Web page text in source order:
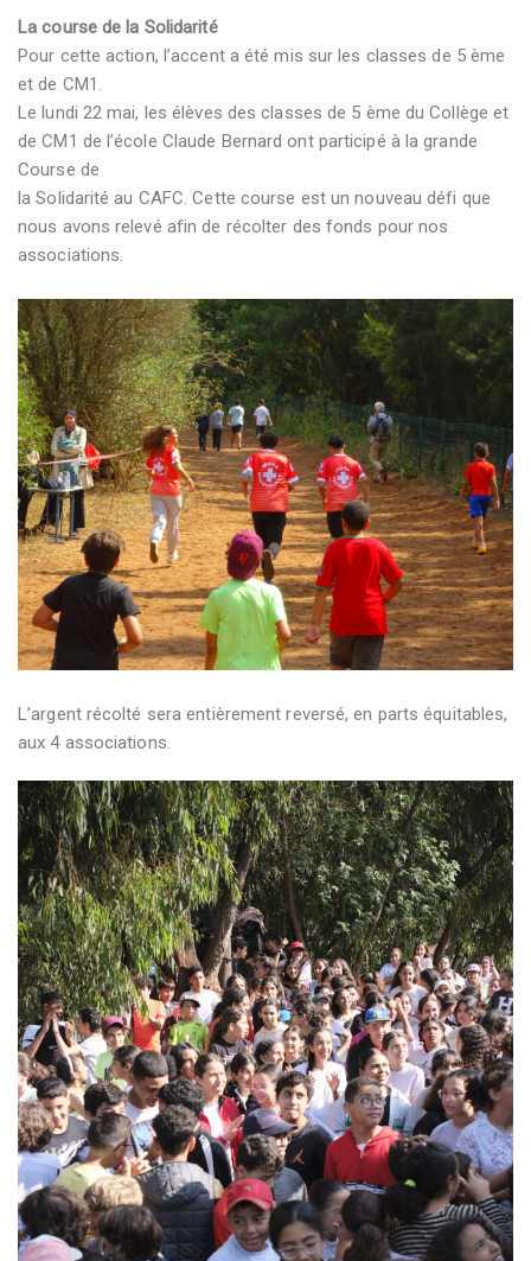
La course de la Solidarité
Pour cette action, l’accent a été mis sur les classes de 5 ème
et de CM1.
Le lundi 22 mai, les élèves des classes de 5 ème du Collège et
de CM1 de l’école Claude Bernard ont participé à la grande
Course de
la Solidarité au CAFC. Cette course est un nouveau défi que
nous avons relevé afin de récolter des fonds pour nos
associations.
L’argent récolté sera entièrement reversé, en parts équitables,
aux 4 associations.